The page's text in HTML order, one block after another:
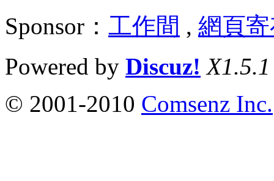
Sponsor： 工作間 , 網頁
Powered by Discuz! X1.5.1
© 2001-2010 Comsenz Inc.